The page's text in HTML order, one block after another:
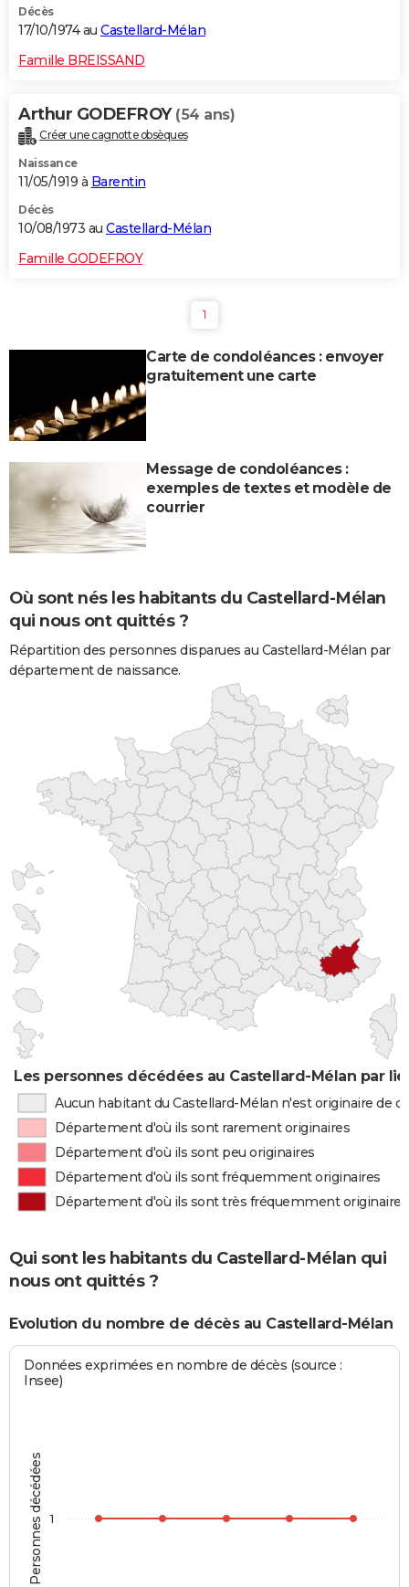
Décès
17/10/1974 au Castellard-Mélan
Famille BREISSAND
Arthur GODEFROY (54 ans)
Créer une cagnotte obsèques
Naissance
11/05/1919 à Barentin
Décès
10/08/1973 au Castellard-Mélan
Famille GODEFROY
1
Carte de condoléances : envoyer
gratuitement une carte
Message de condoléances :
exemples de textes et modèle de
courrier
Où sont nés les habitants du Castellard-Mélan
qui nous ont quittés ?
Répartition des personnes disparues au Castellard-Mélan par
département de naissance.
Les personnes décédées au Castellard-Mélan par
Aucun habitant du Castellard-Mélan n'est originaire de
Département d'où ils sont rarement originaires
Département d'où ils sont peu originaires
Département d'où ils sont fréquemment originaires
Département d'où ils sont très fréquemment originaires
Qui sont les habitants du Castellard-Mélan qui
nous ont quittés ?
Evolution du nombre de décès au Castellard-Mélan
Personnes décédées
Données exprimées en nombre de décès (source :
Insee)
1